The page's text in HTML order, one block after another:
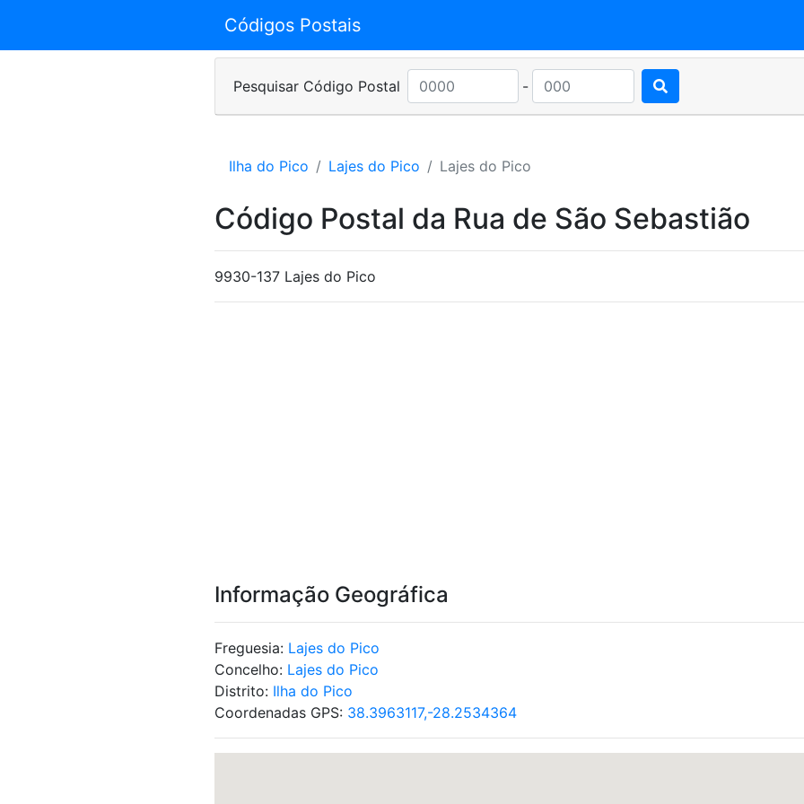
Códigos Postais
Pesquisar Código Postal -
Ilha do Pico Lajes do Pico Lajes do Pico
Código Postal da Rua de São Sebastião
9930-137 Lajes do Pico
Informação Geográfica
Freguesia: Lajes do Pico
Concelho: Lajes do Pico
Distrito: Ilha do Pico
Coordenadas GPS: 38.3963117,-28.2534364